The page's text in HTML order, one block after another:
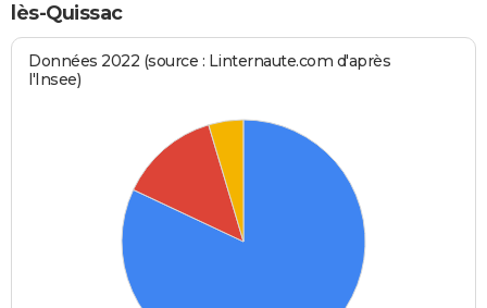
lès-Quissac
Données 2022 (source : Linternaute.com d'après
l'Insee)